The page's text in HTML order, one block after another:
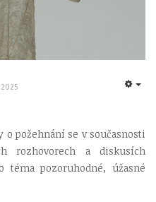
2025
o požehnání se v současnosti
rozhovorech a diskusích
téma pozoruhodné, úžasné